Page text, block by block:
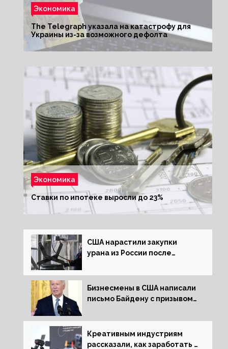
Экономика
The Telegraph указала на катастрофу для
Украины из-за возможного дефолта
Экономика
Ставки по ипотеке выросли до 23%
США нарастили закупки
урана из России после
Бизнесмены в США написали
письмо Байдену с призывом
Креативным индустриям
рассказали, как заработать 2